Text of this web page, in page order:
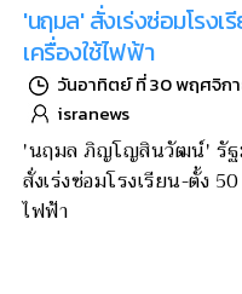
'นฤมล' สั่งเร่งซ่อมโรง
เครื่องใช้ไฟฟ้า
วันอาทิตย์ ที่ 30 พฤศจิกา
isranews
'นฤมล ภิญโญสินวัฒน์' รัฐ
สั่งเร่งซ่อมโรงเรียน-ตั้ง
ไฟฟ้า